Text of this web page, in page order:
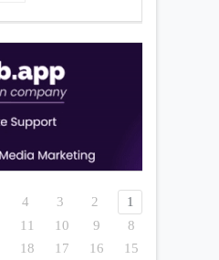
1
2
3
4
8
9
10
11
15
16
17
18